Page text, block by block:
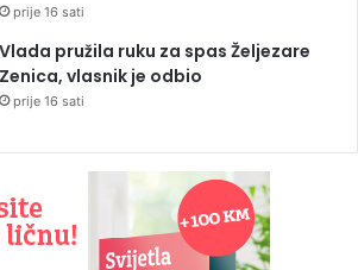
prije 16 sati
Vlada pružila ruku za spas Željezare
Zenica, vlasnik je odbio
prije 16 sati